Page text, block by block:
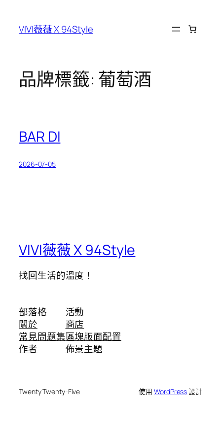
VIVI薇薇 X 94Style
品牌標籤: 葡萄酒
BAR DI
2026-07-05
VIVI薇薇 X 94Style
找回生活的溫度！
部落格
關於
常見問題集
作者
活動
商店
區塊版面配置
佈景主題
Twenty Twenty-Five 使用WordPress設計